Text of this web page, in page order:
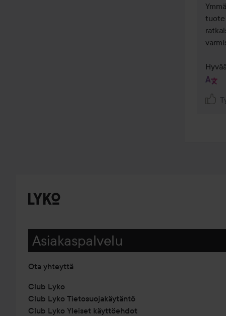
tuote
Asiakaspalvelu
Ota yhteyttä
Club Lyko
Club Lyko Tietosuojakäytäntö
Club Lyko Yleiset käyttöehdot